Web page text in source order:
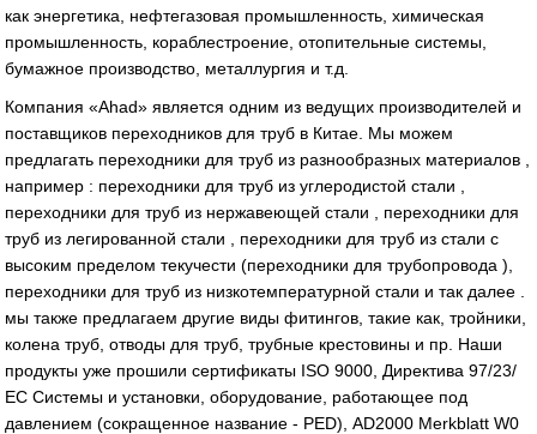
как энергетика, нефтегазовая промышленность, химическая
промышленность, кораблестроение, отопительные системы,
бумажное производство, металлургия и т.д.
Компания «Ahad» является одним из ведущих производителей и
поставщиков переходников для труб в Китае. Мы можем
предлагать переходники для труб из разнообразных материалов ,
например : переходники для труб из углеродистой стали ,
переходники для труб из нержавеющей стали , переходники для
труб из легированной стали , переходники для труб из стали с
высоким пределом текучести (переходники для трубопровода ),
переходники для труб из низкотемпературной стали и так далее .
мы также предлагаем другие виды фитингов, такие как, тройники,
колена труб, отводы для труб, трубные крестовины и пр. Наши
продукты уже прошили сертификаты ISO 9000, Директива 97/23/
ЕС Системы и установки, оборудование, работающее под
давлением (сокращенное название - PED), AD2000 Merkblatt W0